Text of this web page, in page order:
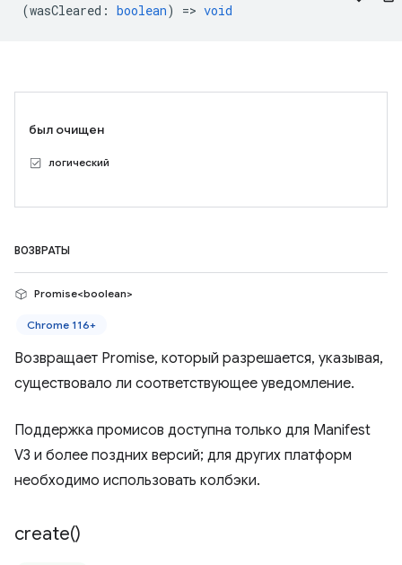
(wasCleared : boolean) => void
был очищен
логический
ВОЗВРАТЫ
Promise<boolean>
Chrome 116+
Возвращает Promise, который разрешается, указывая,
существовало ли соответствующее уведомление.
Поддержка промисов доступна только для Manifest
V3 и более поздних версий; для других платформ
необходимо использовать колбэки.
create()